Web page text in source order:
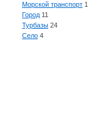
Морской транспорт 1
Город 11
Турбазы 24
Село 4